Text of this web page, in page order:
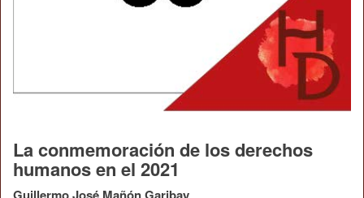
La conmemoración de los derechos
humanos en el 2021